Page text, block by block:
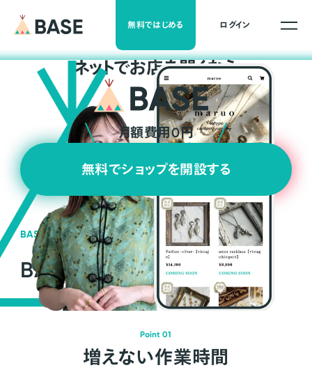
無料ではじめる ログイン
ネットでお店を開くなら
月額費用0円
無料でショップを開設する
BASEの強み
BASEが強い3つの理由
Point 01
増えない作業時間